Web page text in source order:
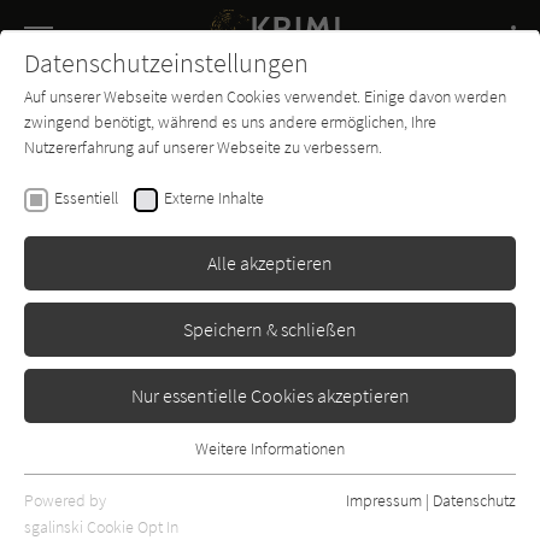
SUCHE
Buch-
Entdecker
Forum Charts
Ivy Pochoda
Sing mir vom Tod
Erschienen: Januar 2025 0
Datenschutzeinstellungen
Auf unserer Webseite werden Cookies verwendet. Einige davon werden
zwingend benötigt, während es uns andere ermöglichen, Ihre
Nutzererfahrung auf unserer Webseite zu verbessern.
Essentiell Externe Inhalte
Alle akzeptieren
Speichern & schließen
Nur essentielle Cookies akzeptieren
Essentielle Cookies werden für grundlegende Funktionen der
Webseite benötigt. Dadurch ist gewährleistet, dass die Webseite
Weitere Informationen
Powered by
sgalinski Cookie Opt In
Impressum | Datenschutz